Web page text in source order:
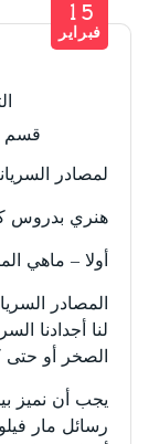
قسم
15
فبراير
لمصادر
هنري بدروس
أولا – ماهي
المصادر
لنا أجدادنا
الصخر أو حتى
يجب أن نميز
رسائل مار